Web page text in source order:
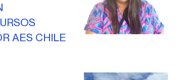
AES CHILE